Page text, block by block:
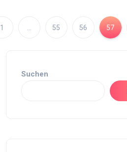
1 55 56 57
Suchen